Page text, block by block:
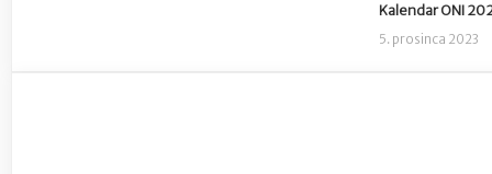
Kalendar ONI
5. prosinca 2023